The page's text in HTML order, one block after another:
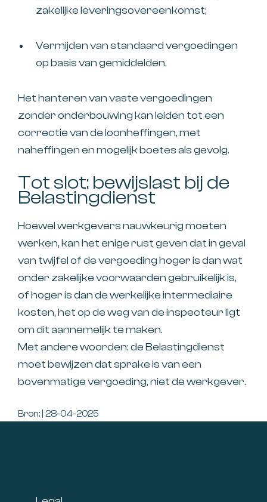
zakelijke leveringsovereenkomst;
Vermijden van standaard vergoedingen
op basis van gemiddelden.
Het hanteren van vaste vergoedingen
zonder onderbouwing kan leiden tot een
correctie van de loonheffingen, met
naheffingen en mogelijk boetes als gevolg.
Tot slot: bewijslast bij de
Belastingdienst
Hoewel werkgevers nauwkeurig moeten
werken, kan het enige rust geven dat in geval
van twijfel of de vergoeding hoger is dan wat
onder zakelijke voorwaarden gebruikelijk is,
of hoger is dan de werkelijke intermediaire
kosten, het op de weg van de inspecteur ligt
om dit aannemelijk te maken.
Met andere woorden: de Belastingdienst
moet bewijzen dat sprake is van een
bovenmatige vergoeding, niet de werkgever.
Bron: | 28-04-2025